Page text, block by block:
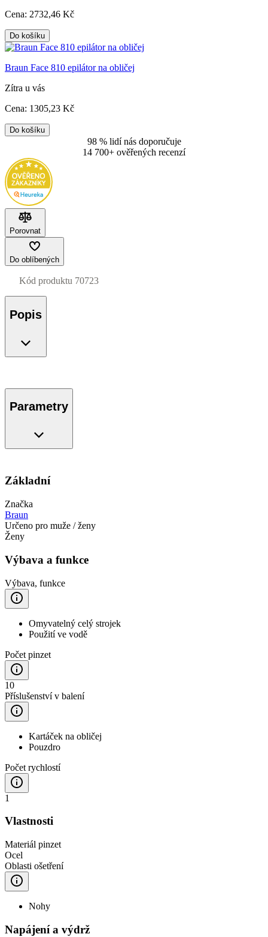
Cena: 2732,46 Kč
Do košíku
Braun Face 810 epilátor na obličej
Zítra u vás
Cena: 1305,23 Kč
Do košíku
98 % lidí nás doporučuje
14 700+ ověřených recenzí
Porovnat
Do oblíbených
Kód produktu 70723
Popis
Parametry
Základní
Značka
Braun
Určeno pro muže / ženy
Ženy
Výbava a funkce
Výbava, funkce
Omyvatelný celý strojek
Použití ve vodě
Počet pinzet
10
Příslušenství v balení
Kartáček na obličej
Pouzdro
Počet rychlostí
1
Vlastnosti
Materiál pinzet
Ocel
Oblasti ošetření
Nohy
Napájení a výdrž